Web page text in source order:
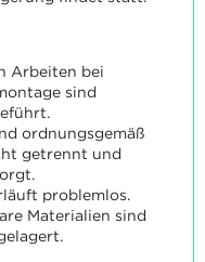
Arbeiten bei
sind
ordnungsgemäß
getrennt und
problemlos.
Materialien sind